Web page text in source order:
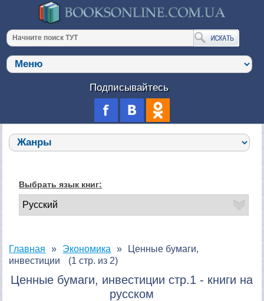
Подписывайтесь
Выбрать язык книг:
Главная Экономика
Ценные бумаги,
инвестиции
(1 стр. из 2)
Ценные бумаги, инвестиции стр.1 - книги на
русском